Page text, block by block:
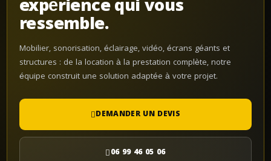
expérience qui vous
ressemble.
Mobilier, sonorisation, éclairage, vidéo, écrans géants et
structures : de la location à la prestation complète, notre
équipe construit une solution adaptée à votre projet.
DEMANDER UN DEVIS
06 99 46 05 06